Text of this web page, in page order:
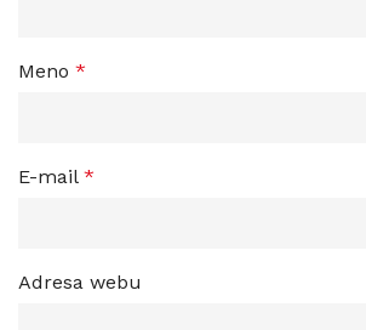
Meno *
E-mail *
Adresa webu